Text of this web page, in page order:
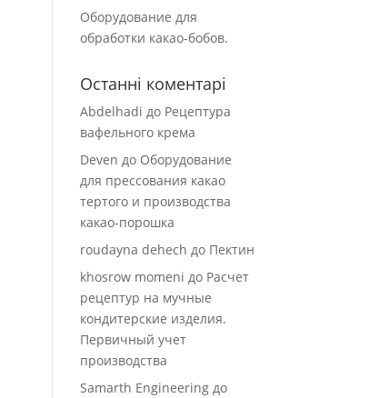
Оборудование для
обработки какао-бобов.
Останні коментарі
Abdelhadi до Рецептура
вафельного крема
Deven до Оборудование
для прессования какао
тертого и производства
какао-порошка
roudayna dehech до Пектин
khosrow momeni до Расчет
рецептур на мучные
кондитерские изделия.
Первичный учет
производства
Samarth Engineering до